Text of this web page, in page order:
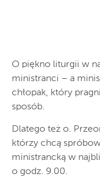
O piękno liturgii w
ministranci – a
chłopak, który
sposób.
Dlatego też o.
którzy chcą
ministrancką w
o godz. 9.00.